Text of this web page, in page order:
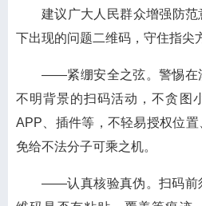
建议广大人民群众增强防
下出现的问题二维码，守住指尖
——紧绷安全之弦。警惕在
不明背景的扫码活动，不贪图
APP、插件等，不轻易授权位
免给不法分子可乘之机。
——认真核验真伪。扫码前